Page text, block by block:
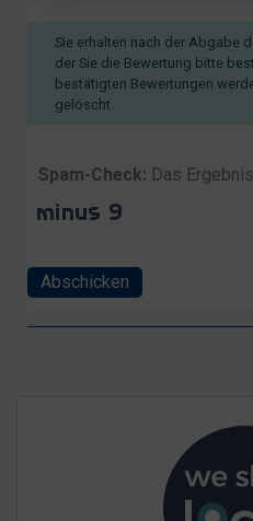
Sie erhalten nach der Abgabe
der Sie die Bewertung bitte
bestätigten Bewertungen
gelöscht.
Spam-Check: Das
Abschicken